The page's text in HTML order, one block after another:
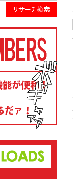
リサーチ検索